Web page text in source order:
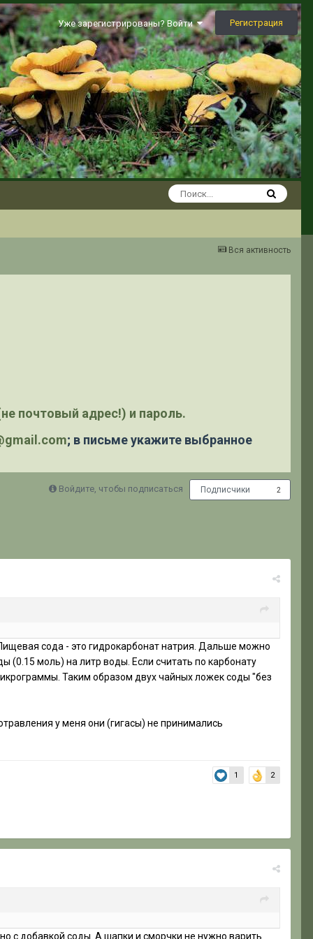
Уже зарегистрированы? Войти Регистрация
Вся активность
почтовый адрес!) и пароль.
; в письме укажите выбранное
Войдите, чтобы подписаться Подписчики 2
сода - это гидрокарбонат натрия. Дальше можно
(0.15 моль) на литр воды. Если считать по карбонату
Таким образом двух чайных ложек соды "без
у меня они (гигасы) не принимались
1 2
с добавкой соды. А шапки и сморчки не нужно варить